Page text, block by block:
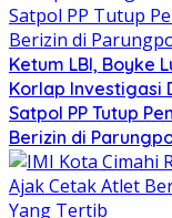
Ketum LBI, Boyke
Korlap Investigasi
Satpol PP Tutup
Berizin di